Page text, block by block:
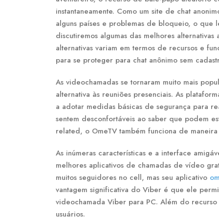
instantaneamente. Como um site de chat
alguns países e problemas de bloqueio, o que
discutiremos algumas das melhores
alternativas variam em termos de recursos e
para se proteger para chat anônimo sem
As videochamadas se tornaram muito mais
alternativa às reuniões presenciais. As
a adotar medidas básicas de segurança para
sentem desconfortáveis ao saber que podem
related, o OmeTV também funciona de
As inúmeras características e a interface
melhores aplicativos de chamadas de vídeo
muitos seguidores no cell, mas seu aplicativo
vantagem significativa do Viber é que ele
videochamada Viber para PC. Além do
usuários.